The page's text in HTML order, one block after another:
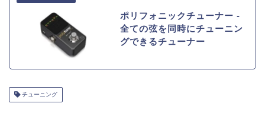
ポリフォニックチューナー ‐
全ての弦を同時にチューニン
グできるチューナー
チューニング